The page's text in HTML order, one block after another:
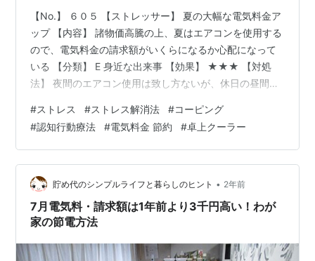
【No.】 ６０５ 【ストレッサー】 夏の大幅な電気料金ア
ップ 【内容】 諸物価高騰の上、夏はエアコンを使用する
ので、電気料金の請求額がいくらになるか心配になって
いる 【分類】 E 身近な出来事 【効果】 ★★★ 【対処
法】 夜間のエアコン使用は致し方ないが、休日の昼間に
の節約を考えてみる 【ストレッサー型】 ４ モンモン未
来不安型 【解説】電気料金に関しては、政府の援助が切
れる７月からは節電を心がけようと思いました。かと言
って、冷房対策をせずに熱中症になったら、元も子もあ
りません。夜間のエアコン使用は仕方ないので、何か電
気代をうまく節約する方…
#ストレス #ストレス解消法 #コーピング
#認知行動療法 #電気料金 節約 #卓上クーラー
貯め代のシンプルライフと暮らしのヒント • 2年前
7月電気料・請求額は1年前より3千円高い！わが
家の節電方法